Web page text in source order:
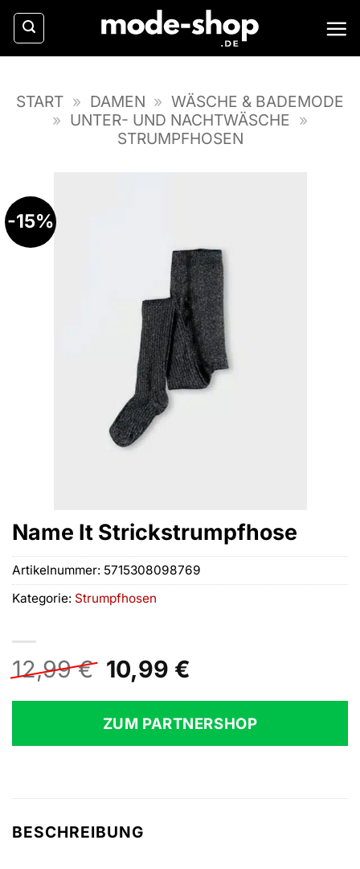
Zum
Inhalt
springen
START » DAMEN » WÄSCHE & BADEMODE
» UNTER- UND NACHTWÄSCHE »
STRUMPFHOSEN
-15%
Name It Strickstrumpfhose
12,99€ Ursprünglicher
Preis
war:
12,99 €
10,99 €
ist:
10,99 €.
ZUM PARTNERSHOP
Artikelnummer: 5715308098769
Kategorie: Strumpfhosen
BESCHREIBUNG